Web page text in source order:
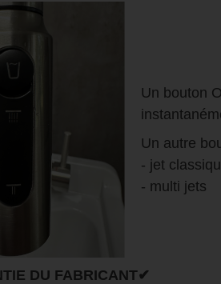
Un bouton
Un autre
- jet
- multi jets
DU FABRICANT✔